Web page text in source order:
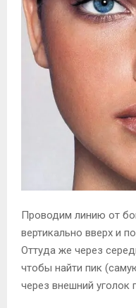
Проводим линию от
вертикально вверх и
Оттуда же через
чтобы найти пик
через внешний уголок